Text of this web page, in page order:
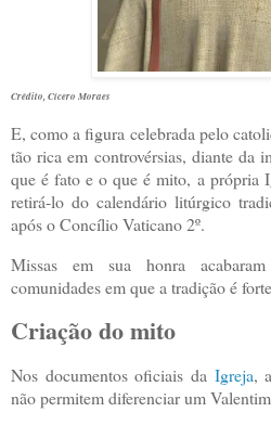
Crédito, Cícero Moraes
E, como a figura celebrada pelo
tão rica em controvérsias, diante da
que é fato e o que é mito, a própria
retirá-lo do calendário litúrgico
após o Concílio Vaticano 2º.
Missas em sua honra
comunidades em que a tradição é
Criação do mito
Nos documentos oficiais da Igreja,
não permitem diferenciar um